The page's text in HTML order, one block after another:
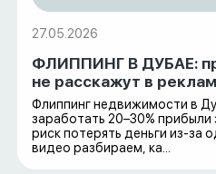
27.05.2026
ФЛИППИНГ В ДУБАЕ:
не расскажут в
Флиппинг недвижимости в
заработать 20–30% прибыли
риск потерять деньги из-за
видео разбираем, ка...